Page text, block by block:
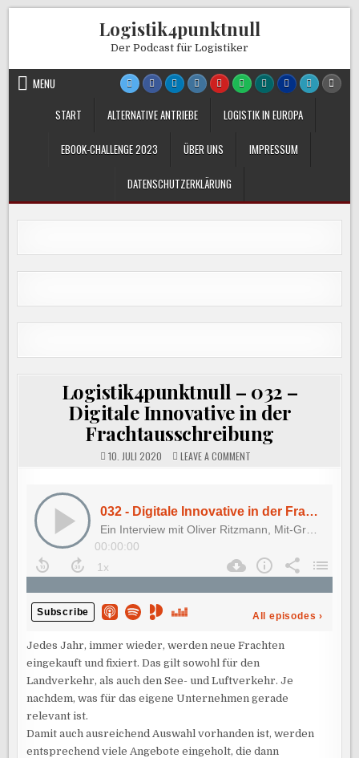
Logistik4punktnull
Der Podcast für Logistiker
MENU
START
ALTERNATIVE ANTRIEBE LOGISTIK IN EUROPA
EBOOK-CHALLENGE 2023 ÜBER UNS IMPRESSUM
DATENSCHUTZERKLÄRUNG
Logistik4punktnull – 032 –
Digitale Innovative in der
Frachtausschreibung
10. JULI 2020 LEAVE A COMMENT
DIGITALE
INNOVATIVE
DER
Jedes Jahr, immer wieder, werden neue Frachten
eingekauft und fixiert. Das gilt sowohl für den
Landverkehr, als auch den See- und Luftverkehr. Je
nachdem, was für das eigene Unternehmen gerade
relevant ist.
Damit auch ausreichend Auswahl vorhanden ist, werden
entsprechend viele Angebote eingeholt, die dann